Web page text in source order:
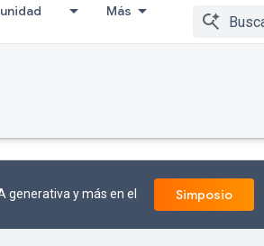
Más
generativa y más en el Simposio